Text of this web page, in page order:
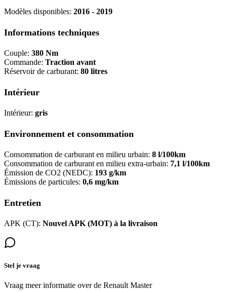
Modèles disponibles: 2016 - 2019
Informations techniques
Couple: 380 Nm
Commande: Traction avant
Réservoir de carburant: 80 litres
Intérieur
Intérieur: gris
Environnement et consommation
Consommation de carburant en milieu urbain: 8 l/100km
Consommation de carburant en milieu extra-urbain: 7,1 l/100km
Émission de CO2 (NEDC): 193 g/km
Émissions de particules: 0,6 mg/km
Entretien
APK (CT): Nouvel APK (MOT) à la livraison
Stel je vraag
Vraag meer informatie over de Renault Master